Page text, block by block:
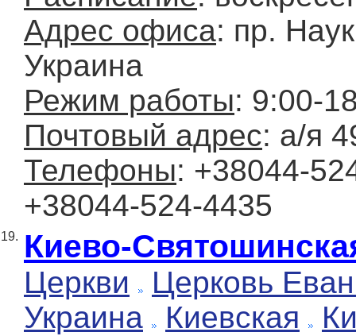
Адрес офиса: пр.
Украина
Режим работы: 9:00-
Почтовый адрес: а/я
Телефоны: +38044-
+38044-524-4435
19. Киево-
Церкви
Церковь
Украина
Киевская